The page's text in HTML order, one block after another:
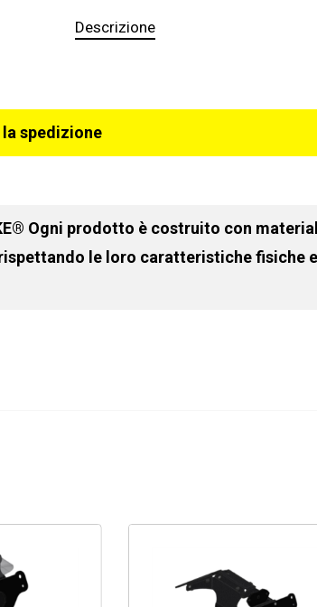
Descrizione
spedizione
Ogni prodotto è costruito con
le loro caratteristiche fisiche